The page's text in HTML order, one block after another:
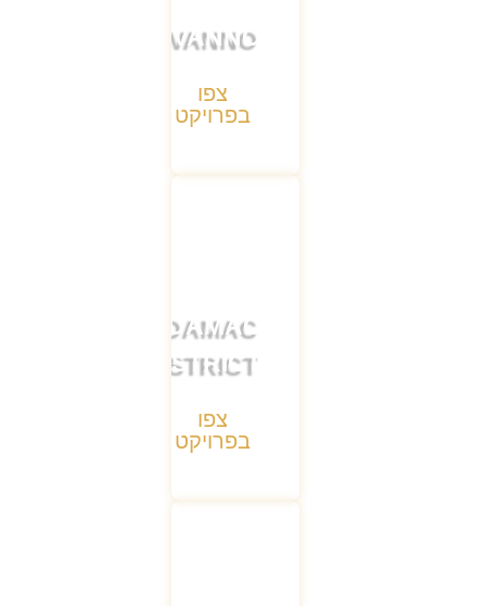
TIVANNO
צפו
בפרויקט
DAMAC
DISTRICT
צפו
בפרויקט